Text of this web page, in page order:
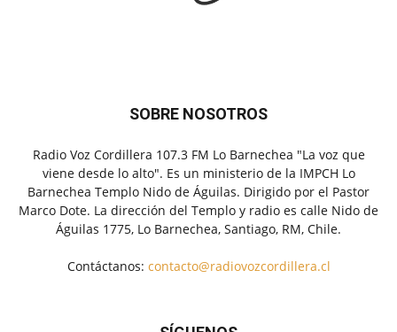
SOBRE NOSOTROS
Radio Voz Cordillera 107.3 FM Lo Barnechea "La voz que
viene desde lo alto". Es un ministerio de la IMPCH Lo
Barnechea Templo Nido de Águilas. Dirigido por el Pastor
Marco Dote. La dirección del Templo y radio es calle Nido de
Águilas 1775, Lo Barnechea, Santiago, RM, Chile.
Contáctanos: contacto@radiovozcordillera.cl